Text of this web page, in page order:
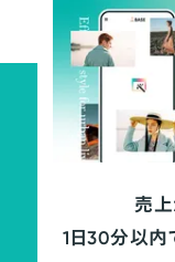
売
1日30分以内